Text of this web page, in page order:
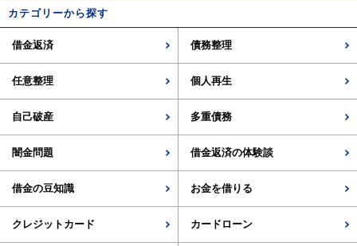
カテゴリーから探す
借金返済 債務整理
任意整理 個人再生
自己破産 多重債務
闇金問題 借金返済の体験談
借金の豆知識 お金を借りる
クレジットカード カードローン